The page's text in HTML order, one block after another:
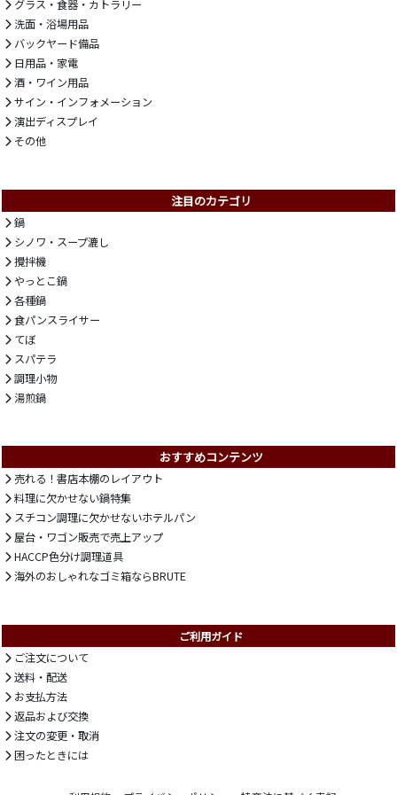
グラス・食器・カトラリー
洗面・浴場用品
バックヤード備品
日用品・家電
酒・ワイン用品
サイン・インフォメーション
演出ディスプレイ
その他
注目のカテゴリ
鍋
シノワ・スープ漉し
攪拌機
やっとこ鍋
各種鍋
食パンスライサー
てぼ
スパテラ
調理小物
湯煎鍋
おすすめコンテンツ
売れる！書店本棚のレイアウト
料理に欠かせない鍋特集
スチコン調理に欠かせないホテルパン
屋台・ワゴン販売で売上アップ
HACCP色分け調理道具
海外のおしゃれなゴミ箱ならBRUTE
ご利用ガイド
ご注文について
送料・配送
お支払方法
返品および交換
注文の変更・取消
困ったときには